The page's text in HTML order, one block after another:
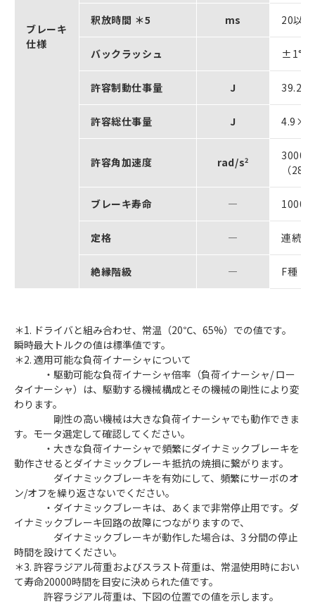
ブレーキ
仕様
釈放時間 ＊5 ms 20以下
バックラッシュ ±1°
許容制動仕事量 J 39.2
許容総仕事量 J
許容角加速度 rad/s2
30000
（
ブレーキ寿命 ― 1000
定格 ― 連続
絶縁階級 ― F種
＊1. ドライバと組み合わせ、常温（20℃、65%）での値です。
瞬時最大トルクの値は標準値です。
＊2. 適用可能な負荷イナーシャについて
・駆動可能な負荷イナーシャ倍率（負荷イナーシャ/ ロー
タイナーシャ）は、駆動する機械構成とその機械の剛性により変
わります。
剛性の高い機械は大きな負荷イナーシャでも動作できま
す。モータ選定して確認してください。
・大きな負荷イナーシャで頻繁にダイナミックブレーキを
動作させるとダイナミックブレーキ抵抗の焼損に繋がります。
ダイナミックブレーキを有効にして、頻繁にサーボのオ
ン/オフを繰り返さないでください。
・ダイナミックブレーキは、あくまで非常停止用です。ダ
イナミックブレーキ回路の故障につながりますので、
ダイナミックブレーキが動作した場合は、3 分間の停止
時間を設けてください。
＊3. 許容ラジアル荷重およびスラスト荷重は、常温使用時におい
て寿命20000時間を目安に決められた値です。
許容ラジアル荷重は、下図の位置での値を示します。